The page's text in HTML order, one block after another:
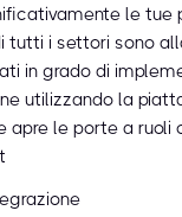
le tue
tutti i settori sono
in grado di
utilizzando la
apre le porte a ruoli